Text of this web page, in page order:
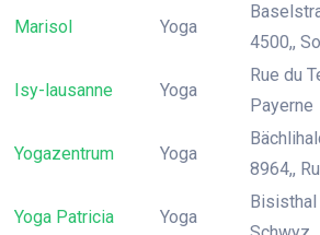
Marisol Yoga
4500,,
Isy-lausanne Yoga
Rue du
Payerne
Yogazentrum Yoga
8964,,
Yoga Patricia Yoga
Bisisthal